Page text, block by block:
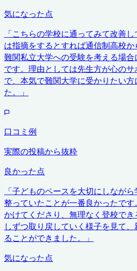
気になった点
「こちらの学校に通ってみて改善
は指摘をするとすれば通信制高校
難関私立大学への受験を考える場
です。理由としては先生方が心の
で、本気で難関大学に受かりたい
た。
」
口コミ例
実際の投稿から抜粋
良かった点
「子どものペースを大切にしなが
整っていたことが一番良かったで
かけてくださり、無理なく登校で
しずつ取り戻していく様子を見て
ることができました。
」
気になった点